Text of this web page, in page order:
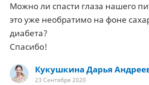
Можно ли спасти глаза нашего
это уже необратимо на фоне
диабета?
Спасибо!
Кукушкина Дарья
23 Сентября 2020